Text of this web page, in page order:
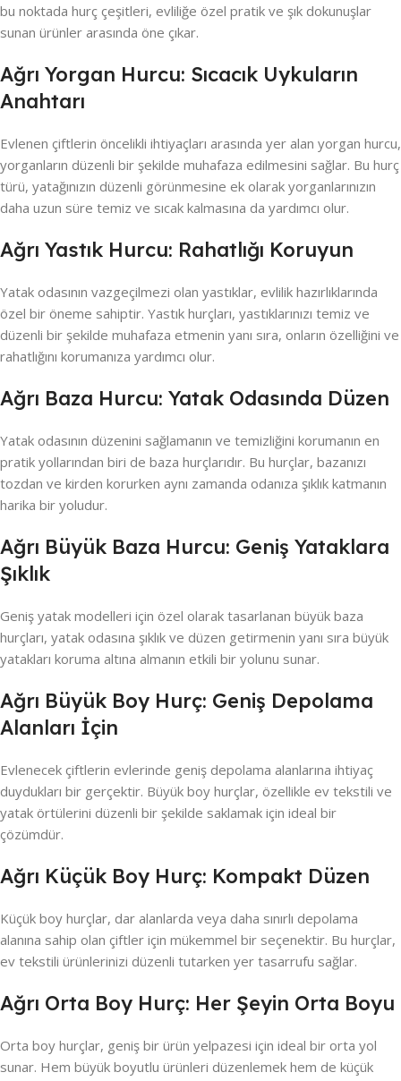
bu noktada hurç çeşitleri, evliliğe özel pratik ve şık dokunuşlar
sunan ürünler arasında öne çıkar.
Ağrı Yorgan Hurcu: Sıcacık Uykuların
Anahtarı
Evlenen çiftlerin öncelikli ihtiyaçları arasında yer alan yorgan hurcu,
yorganların düzenli bir şekilde muhafaza edilmesini sağlar. Bu hurç
türü, yatağınızın düzenli görünmesine ek olarak yorganlarınızın
daha uzun süre temiz ve sıcak kalmasına da yardımcı olur.
Ağrı Yastık Hurcu: Rahatlığı Koruyun
Yatak odasının vazgeçilmezi olan yastıklar, evlilik hazırlıklarında
özel bir öneme sahiptir. Yastık hurçları, yastıklarınızı temiz ve
düzenli bir şekilde muhafaza etmenin yanı sıra, onların özelliğini ve
rahatlığını korumanıza yardımcı olur.
Ağrı Baza Hurcu: Yatak Odasında Düzen
Yatak odasının düzenini sağlamanın ve temizliğini korumanın en
pratik yollarından biri de baza hurçlarıdır. Bu hurçlar, bazanızı
tozdan ve kirden korurken aynı zamanda odanıza şıklık katmanın
harika bir yoludur.
Ağrı Büyük Baza Hurcu: Geniş Yataklara
Şıklık
Geniş yatak modelleri için özel olarak tasarlanan büyük baza
hurçları, yatak odasına şıklık ve düzen getirmenin yanı sıra büyük
yatakları koruma altına almanın etkili bir yolunu sunar.
Ağrı Büyük Boy Hurç: Geniş Depolama
Alanları İçin
Evlenecek çiftlerin evlerinde geniş depolama alanlarına ihtiyaç
duydukları bir gerçektir. Büyük boy hurçlar, özellikle ev tekstili ve
yatak örtülerini düzenli bir şekilde saklamak için ideal bir
çözümdür.
Ağrı Küçük Boy Hurç: Kompakt Düzen
Küçük boy hurçlar, dar alanlarda veya daha sınırlı depolama
alanına sahip olan çiftler için mükemmel bir seçenektir. Bu hurçlar,
ev tekstili ürünlerinizi düzenli tutarken yer tasarrufu sağlar.
Ağrı Orta Boy Hurç: Her Şeyin Orta Boyu
Orta boy hurçlar, geniş bir ürün yelpazesi için ideal bir orta yol
sunar. Hem büyük boyutlu ürünleri düzenlemek hem de küçük